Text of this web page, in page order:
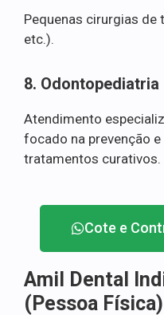
Pequenas cirurgias
etc.).
8. Odontopediatria
Atendimento
focado na prevenção
tratamentos curativos.
Cote e
Amil Dental
(Pessoa Física)